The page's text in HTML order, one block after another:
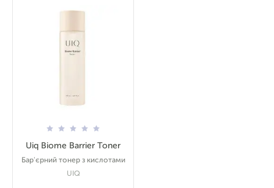
Uiq Biome Barrier Toner
Бар'єрний тонер з кислотами
UIQ